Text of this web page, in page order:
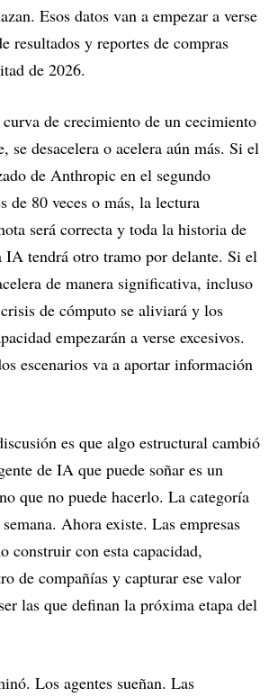
Esos datos van a empezar a verse
resultados y reportes de compras
de 2026.
de crecimiento de un cecimiento
se desacelera o acelera aún más. Si el
de Anthropic en el segundo
de 80 veces o más, la lectura
será correcta y toda la historia de
IA tendrá otro tramo por delante. Si el
de manera significativa, incluso
de cómputo se aliviará y los
empezarán a verse excesivos.
escenarios va a aportar información
es que algo estructural cambió
de IA que puede soñar es un
que no puede hacerlo. La categoría
Ahora existe. Las empresas
construir con esta capacidad,
de compañías y capturar ese valor
las que definan la próxima etapa del
Los agentes sueñan. Las